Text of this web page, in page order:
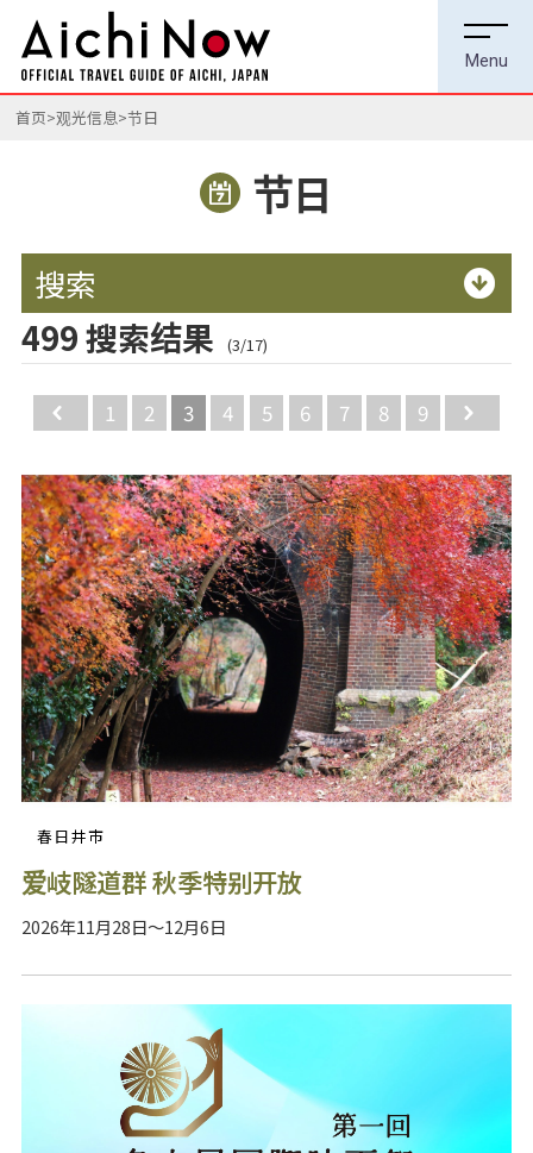
首页 观光信息 节日
节日
搜索
499 搜索结果 (3/17)
Back
1 2 3 4 5 6 7 8 9
春日井市
爱岐隧道群 秋季特别开放
2026年11月28日～12月6日